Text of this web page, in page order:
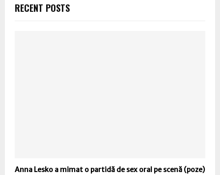
RECENT POSTS
Anna Lesko a mimat o partidă de sex oral pe scenă (poze)